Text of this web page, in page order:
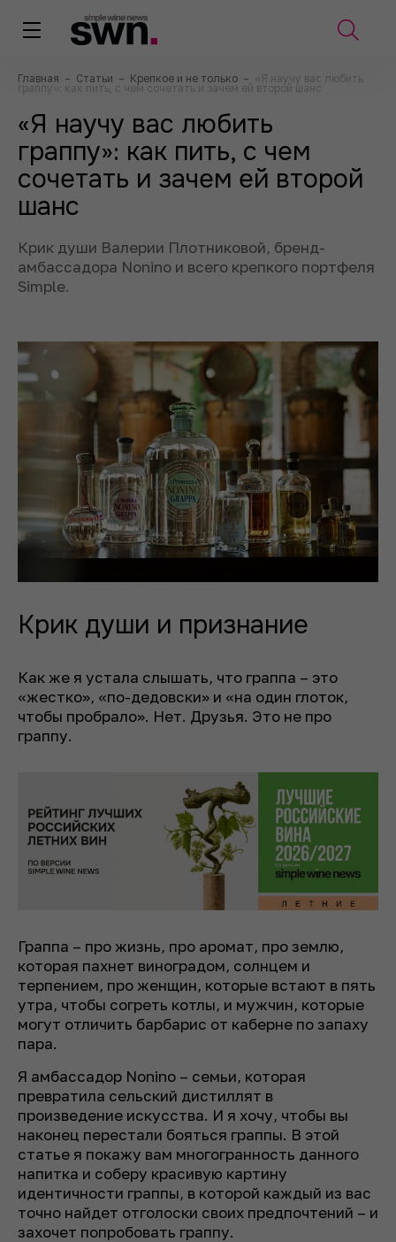
Главная – Статьи – Крепкое и не только – «Я научу вас любить
граппу»: как пить, с чем сочетать и зачем ей второй шанс
«Я научу вас любить
граппу»: как пить, с чем
сочетать и зачем ей второй
шанс
Крик души Валерии Плотниковой, бренд-
амбассадора Nonino и всего крепкого портфеля
Simple.
Крик души и признание
Как же я устала слышать, что граппа – это
«жестко», «по-дедовски» и «на один глоток,
чтобы пробрало». Нет. Друзья. Это не про
граппу.
Граппа – про жизнь, про аромат, про землю,
которая пахнет виноградом, солнцем и
терпением, про женщин, которые встают в пять
утра, чтобы согреть котлы, и мужчин, которые
могут отличить барбарис от каберне по запаху
пара.
Я амбассадор Nonino – семьи, которая
превратила сельский дистиллят в
произведение искусства. И я хочу, чтобы вы
наконец перестали бояться граппы. В этой
статье я покажу вам многогранность данного
напитка и соберу красивую картину
идентичности граппы, в которой каждый из вас
точно найдет отголоски своих предпочтений – и
захочет попробовать граппу.